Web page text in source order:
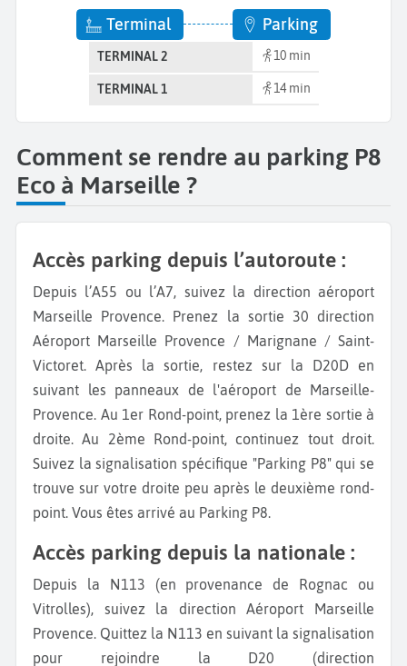
Terminal Parking
TERMINAL 2 10 min
TERMINAL 1 14 min
Comment se rendre au parking P8
Eco à Marseille ?
Accès parking depuis l’autoroute :
Depuis l’A55 ou l’A7, suivez la direction aéroport
Marseille Provence. Prenez la sortie 30 direction
Aéroport Marseille Provence / Marignane / Saint-
Victoret. Après la sortie, restez sur la D20D en
suivant les panneaux de l'aéroport de Marseille-
Provence. Au 1er Rond-point, prenez la 1ère sortie à
droite. Au 2ème Rond-point, continuez tout droit.
Suivez la signalisation spécifique "Parking P8" qui se
trouve sur votre droite peu après le deuxième rond-
point. Vous êtes arrivé au Parking P8.
Accès parking depuis la nationale :
Depuis la N113 (en provenance de Rognac ou
Vitrolles), suivez la direction Aéroport Marseille
Provence. Quittez la N113 en suivant la signalisation
pour rejoindre la D20 (direction